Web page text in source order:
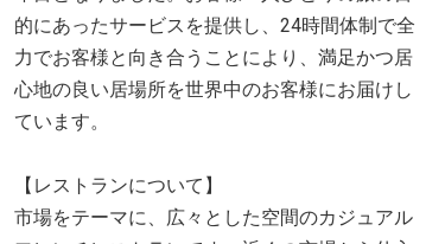
的にあったサービスを提供し、24時間体制で全
力でお客様と向き合うことにより、満足かつ居
心地の良い居場所を世界中のお客様にお届けし
ています。
【レストランについて】
市場をテーマに、広々とした空間のカジュアル